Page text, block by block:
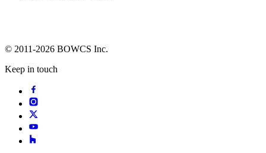
© 2011-2026 BOWCS Inc.
Keep in touch